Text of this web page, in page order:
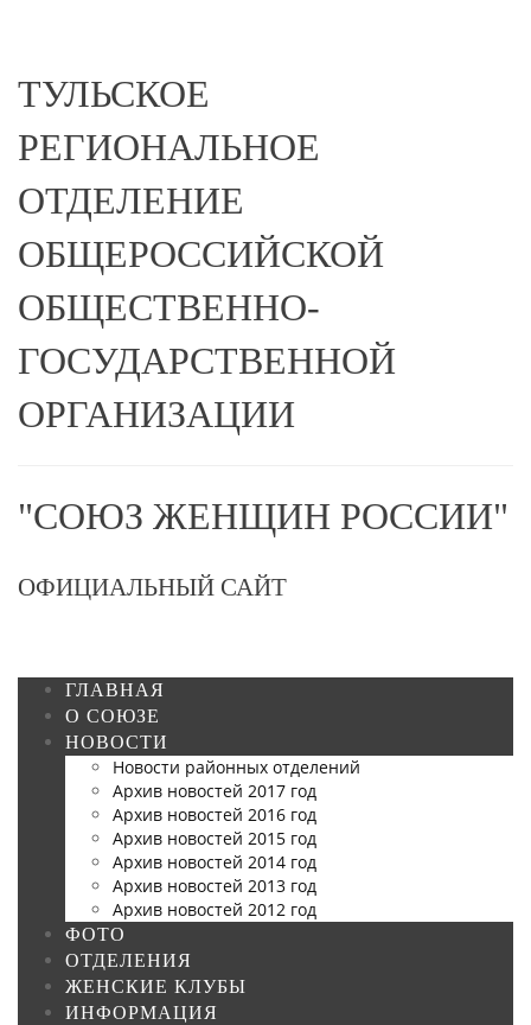
ТУЛЬСКОЕ
РЕГИОНАЛЬНОЕ
ОТДЕЛЕНИЕ
ОБЩЕРОССИЙСКОЙ
ОБЩЕСТВЕННО-
ГОСУДАРСТВЕННОЙ
ОРГАНИЗАЦИИ
"СОЮЗ ЖЕНЩИН РОССИИ"
ОФИЦИАЛЬНЫЙ САЙТ
ГЛАВНАЯ
О СОЮЗЕ
НОВОСТИ
Новости районных отделений
Архив новостей 2017 год
Архив новостей 2016 год
Архив новостей 2015 год
Архив новостей 2014 год
Архив новостей 2013 год
Архив новостей 2012 год
ФОТО
ОТДЕЛЕНИЯ
ЖЕНСКИЕ КЛУБЫ
ИНФОРМАЦИЯ